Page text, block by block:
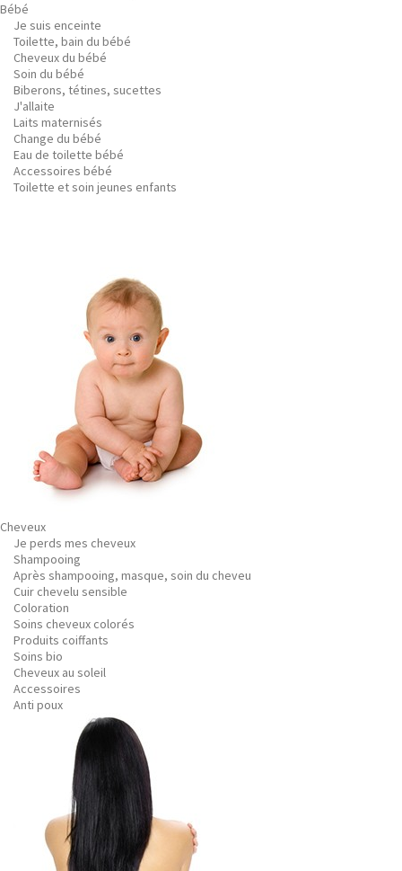
Bébé
Je suis enceinte
Toilette, bain du bébé
Cheveux du bébé
Soin du bébé
Biberons, tétines, sucettes
J'allaite
Laits maternisés
Change du bébé
Eau de toilette bébé
Accessoires bébé
Toilette et soin jeunes enfants
Cheveux
Je perds mes cheveux
Shampooing
Après shampooing, masque, soin du cheveu
Cuir chevelu sensible
Coloration
Soins cheveux colorés
Produits coiffants
Soins bio
Cheveux au soleil
Accessoires
Anti poux